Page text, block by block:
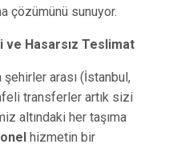
çözümünü sunuyor.
ve Hasarsız Teslimat
şehirler arası (İstanbul,
transferler artık sizi
altındaki her taşıma
hizmetin bir